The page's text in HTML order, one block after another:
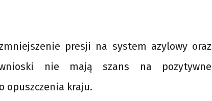
presji na system azylowy oraz
nie mają szans na pozytywne
opuszczenia kraju.